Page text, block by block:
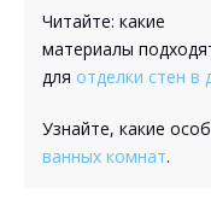
Читайте: какие
материалы
для отделки стен в
Узнайте, какие
ванных комнат.